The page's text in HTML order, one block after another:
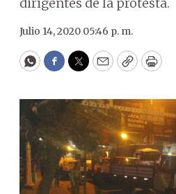
Julio 14, 2020 05:46 p. m.
WhatsApp
Facebook
Twitter
EmailCopyPrint